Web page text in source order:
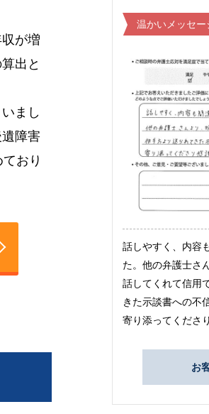
が増
出と
まし
障害
おり
温かいメッセ
話しやすく、内容
た。他の弁護士さ
話してくれて信用
きた示談書への不
寄り添ってくださ
お